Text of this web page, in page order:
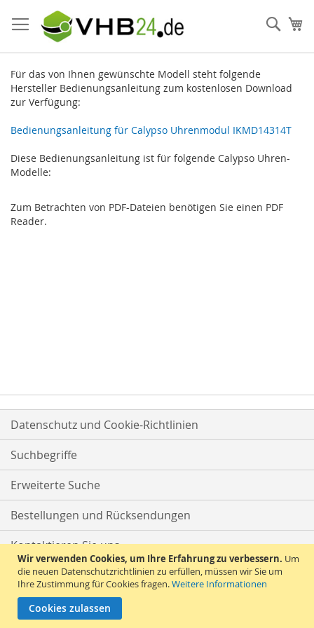
Wir verwenden Cookies, um Ihre Erfahrung zu verbessern. Um
die neuen Datenschutzrichtlinien zu erfüllen, müssen wir Sie um
Ihre Zustimmung für Cookies fragen.Weitere Informationen
Cookies zulassen
zum
Inhalt
Für das von Ihnen gewünschte Modell steht folgende
Hersteller Bedienungsanleitung zum kostenlosen Download
zur Verfügung:
Bedienungsanleitung für Calypso Uhrenmodul IKMD14314T
Diese Bedienungsanleitung ist für folgende Calypso Uhren-
Modelle:
Zum Betrachten von PDF-Dateien benötigen Sie einen PDF
Reader.
Datenschutz und Cookie-Richtlinien
Suchbegriffe
Erweiterte Suche
Bestellungen und Rücksendungen
Kontaktieren Sie uns
© 2026 Versandhandel Bigo-Ta